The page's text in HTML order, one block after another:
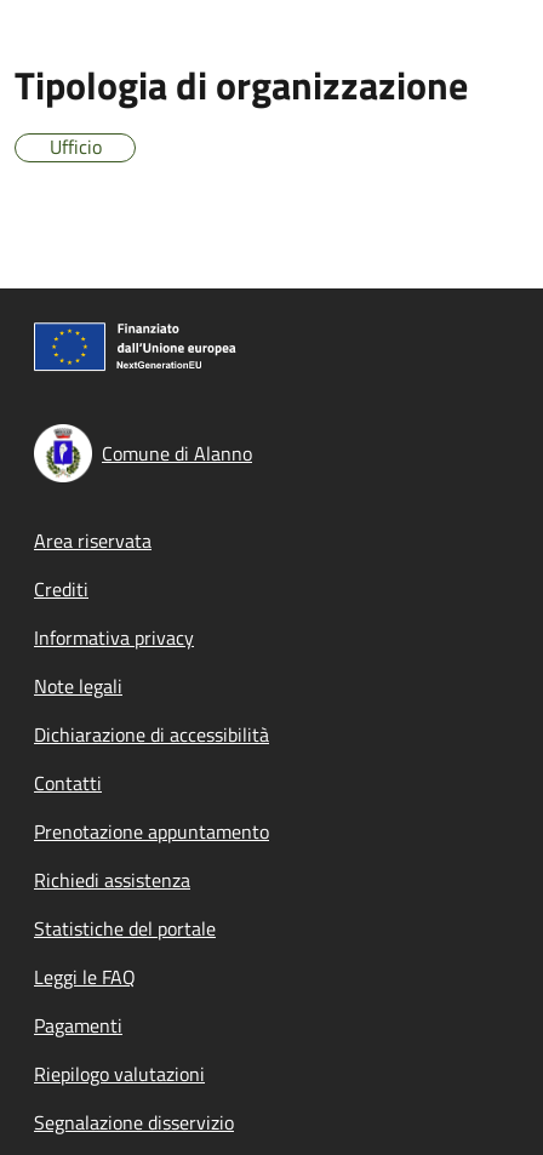
Tipologia di organizzazione
Ufficio
Comune di Alanno
Footer menu
Area riservata
Crediti
Informativa privacy
Note legali
Dichiarazione di accessibilità
Contatti
Prenotazione appuntamento
Richiedi assistenza
Statistiche del portale
Leggi le FAQ
Pagamenti
Riepilogo valutazioni
Segnalazione disservizio